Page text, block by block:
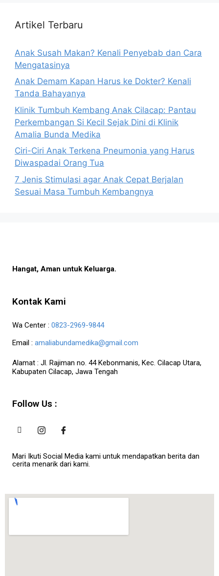
Artikel Terbaru
Anak Susah Makan? Kenali Penyebab dan Cara
Mengatasinya
Anak Demam Kapan Harus ke Dokter? Kenali
Tanda Bahayanya
Klinik Tumbuh Kembang Anak Cilacap: Pantau
Perkembangan Si Kecil Sejak Dini di Klinik
Amalia Bunda Medika
Ciri-Ciri Anak Terkena Pneumonia yang Harus
Diwaspadai Orang Tua
7 Jenis Stimulasi agar Anak Cepat Berjalan
Sesuai Masa Tumbuh Kembangnya
Hangat, Aman untuk Keluarga.
Kontak Kami
Wa Center : 0823-2969-9844
Email : amaliabundamedika@gmail.com
Alamat : Jl. Rajiman no. 44 Kebonmanis, Kec. Cilacap Utara,
Kabupaten Cilacap, Jawa Tengah
Follow Us :
Mari Ikuti Social Media kami untuk mendapatkan berita dan
cerita menarik dari kami.